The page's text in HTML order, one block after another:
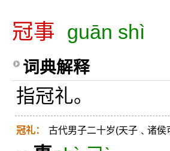
冠事 guān shì
词典解释
指冠礼。
冠礼： 古代男子二十岁(天子﹑诸